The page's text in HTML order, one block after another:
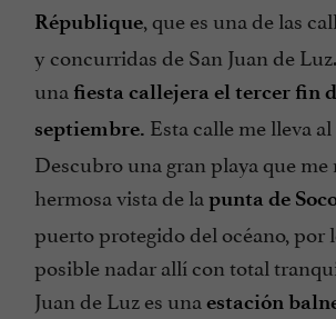
République, que es una de las
y concurridas de San Juan de
una fiesta callejera el tercer fin
septiembre. Esta calle me lleva al
Descubro una gran playa que me
hermosa vista de la punta de
puerto protegido del océano, por
posible nadar allí con total
Juan de Luz es una estación